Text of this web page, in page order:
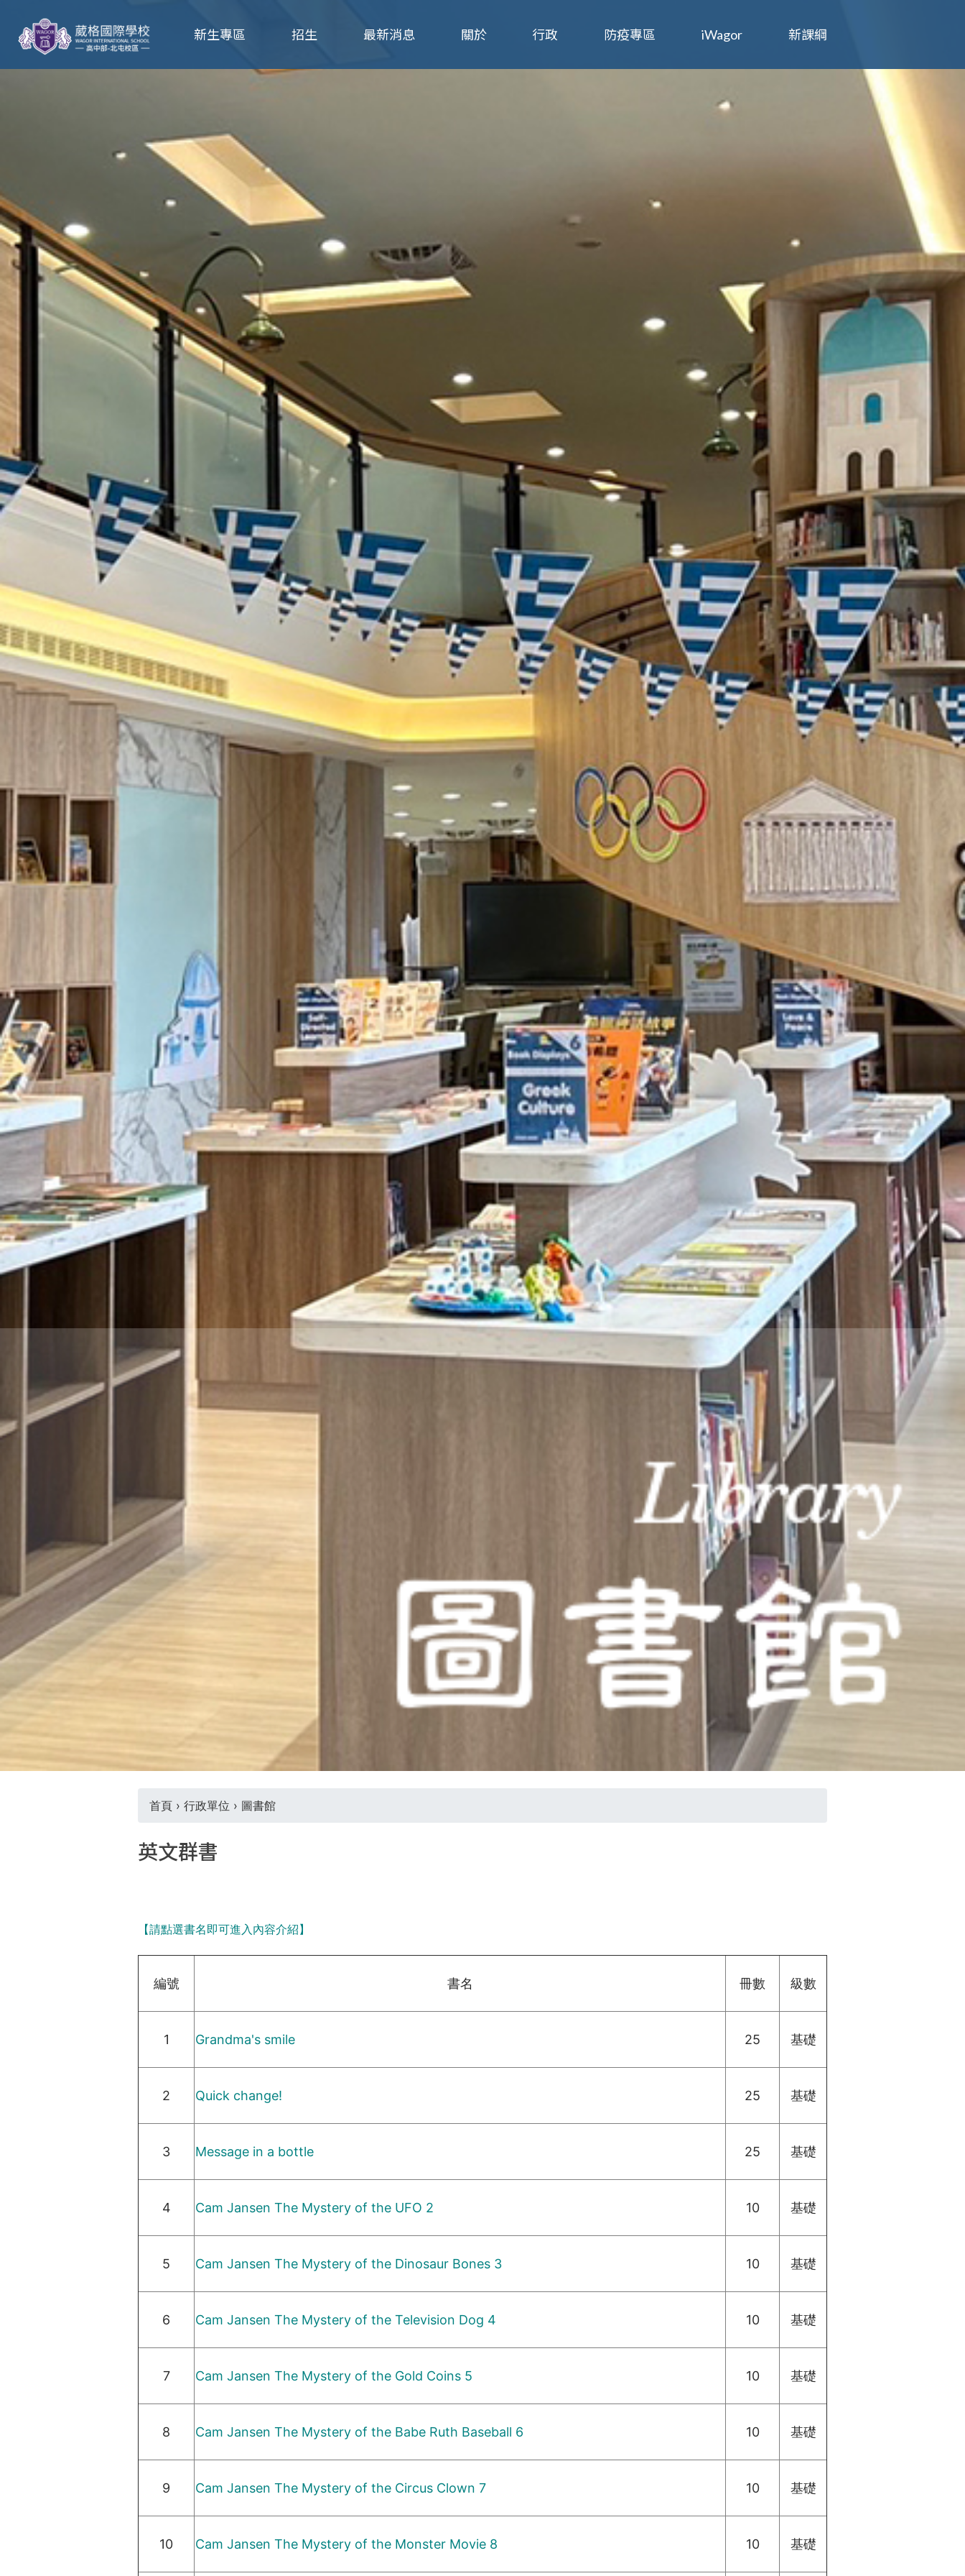
葳
格
學
葳
格
國
際
養
具
國
際
移
動
力
民。
TODAY
THE
WORLD
TOMORROW
PUTTING
TO
GLOBAL
在
裡
首頁 › 行政單位 › 圖書館
英文群書
【請點選書名即可進入內容介紹】
編號 書名 冊數 級數
1 Grandma's smile 25 基礎
2 Quick change! 25 基礎
3 Message in a bottle 25 基礎
4 Cam Jansen The Mystery of the UFO 2 10 基礎
5 Cam Jansen The Mystery of the Dinosaur Bones 3 10 基礎
6 Cam Jansen The Mystery of the Television Dog 4 10 基礎
7 Cam Jansen The Mystery of the Gold Coins 5 10 基礎
8 Cam Jansen The Mystery of the Babe Ruth Baseball 6 10 基礎
9 Cam Jansen The Mystery of the Circus Clown 7 10 基礎
10 Cam Jansen The Mystery of the Monster Movie 8 10 基礎
新生專區 招生 最新消息 關於 行政 防疫專區 iWagor 新課綱